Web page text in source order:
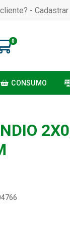
- Cadastrar
0
CONSUMO